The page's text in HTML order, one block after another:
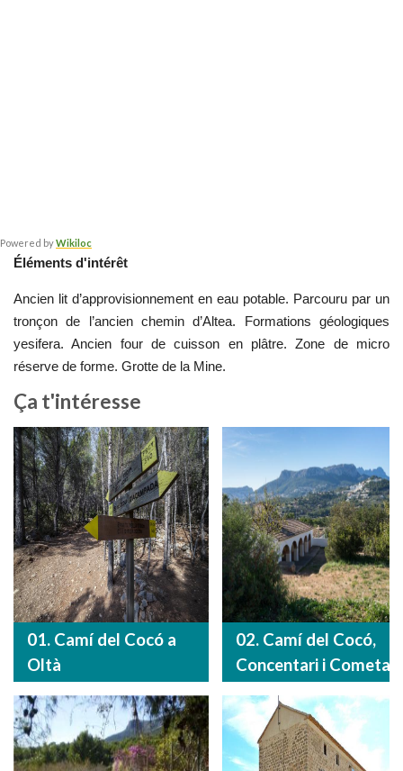
Powered byWikiloc
Éléments d'intérêt
Ancien lit d’approvisionnement en eau potable. Parcouru par un
tronçon de l’ancien chemin d’Altea. Formations géologiques
yesifera. Ancien four de cuisson en plâtre. Zone de micro
réserve de forme. Grotte de la Mine.
Ça t'intéresse
01. Camí del Cocó a
Oltà
02. Camí del Cocó,
Concentari i Cometa